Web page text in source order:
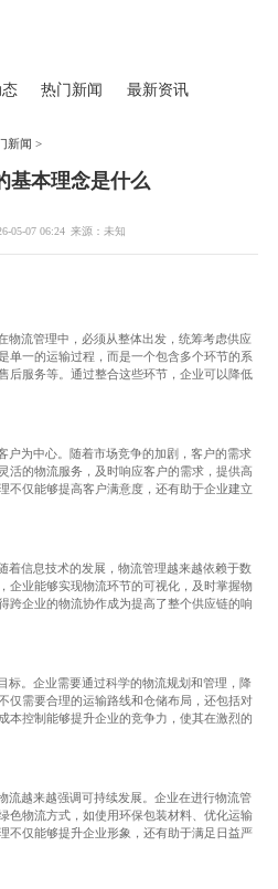
热门新闻 最新资讯
新闻 >
基本理念是什么
05-07 06:24 来源：未知
物流管理中，必须从整体出发，统筹考虑供应
单一的运输过程，而是一个包含多个环节的系
后服务等。通过整合这些环节，企业可以降低
户为中心。随着市场竞争的加剧，客户的需求
活的物流服务，及时响应客户的需求，提供高
不仅能够提高客户满意度，还有助于企业建立
着信息技术的发展，物流管理越来越依赖于数
企业能够实现物流环节的可视化，及时掌握物
跨企业的物流协作成为提高了整个供应链的响
标。企业需要通过科学的物流规划和管理，降
仅需要合理的运输路线和仓储布局，还包括对
本控制能够提升企业的竞争力，使其在激烈的
流越来越强调可持续发展。企业在进行物流管
色物流方式，如使用环保包装材料、优化运输
不仅能够提升企业形象，还有助于满足日益严